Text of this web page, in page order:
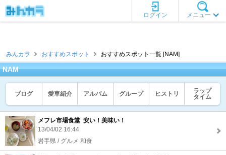
メニュー
ログイン
みんカラ おすすめスポット おすすめスポット一覧 [NAM]
NAM
ブログ 愛車紹介 アルバム グループ ヒストリ
ラップ
タイム
メフレ市場食堂 安い！美味い！
13/04/02 16:44
岩手県 / グルメ 和食